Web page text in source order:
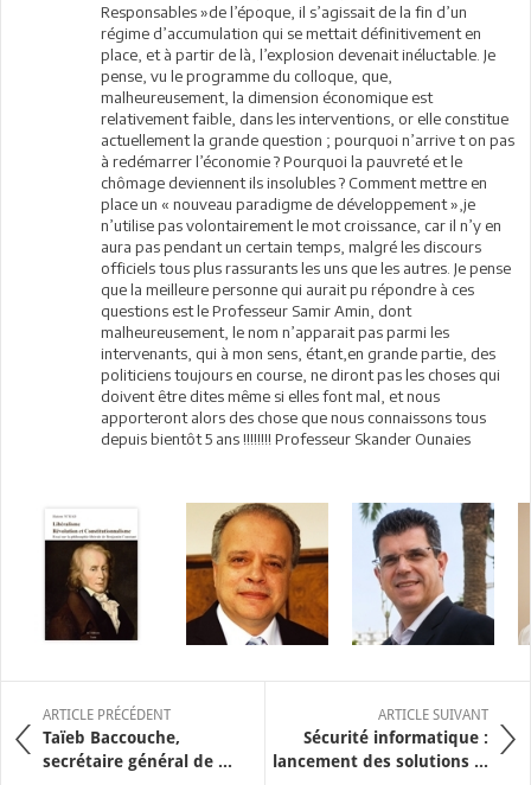
Responsables »de l’époque, il s’agissait de la fin d’un
régime d’accumulation qui se mettait définitivement en
place, et à partir de là, l’explosion devenait inéluctable. Je
pense, vu le programme du colloque, que,
malheureusement, la dimension économique est
relativement faible, dans les interventions, or elle constitue
actuellement la grande question ; pourquoi n’arrive t on pas
à redémarrer l’économie ? Pourquoi la pauvreté et le
chômage deviennent ils insolubles ? Comment mettre en
place un « nouveau paradigme de développement »,je
n’utilise pas volontairement le mot croissance, car il n’y en
aura pas pendant un certain temps, malgré les discours
officiels tous plus rassurants les uns que les autres. Je pense
que la meilleure personne qui aurait pu répondre à ces
questions est le Professeur Samir Amin, dont
malheureusement, le nom n’apparait pas parmi les
intervenants, qui à mon sens, étant,en grande partie, des
politiciens toujours en course, ne diront pas les choses qui
doivent être dites même si elles font mal, et nous
apporteront alors des chose que nous connaissons tous
depuis bientôt 5 ans !!!!!!!! Professeur Skander Ounaies
ARTICLE PRÉCÉDENT
Taïeb Baccouche,
secrétaire général de ...
ARTICLE SUIVANT
Sécurité informatique :
lancement des solutions ...